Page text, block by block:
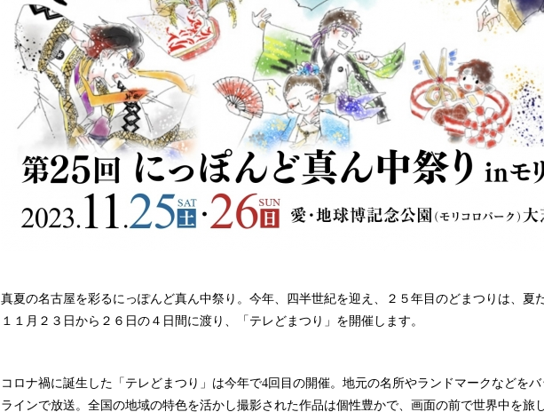
真夏の名古屋を彩るにっぽんど真ん中祭り。今年、四半世紀を迎え、
２５年目のどまつりは、夏
１１月２３日から２６日の４日間に渡り、「テレどまつり」を開催します。
コロナ禍に誕生した「テレどまつり」は今年で4回目の開催。地元の名所やランドマークなどをバ
ラインで放送。全国の地域の特色を活かし撮影された作品は個性豊かで、画面の前で世界中を旅